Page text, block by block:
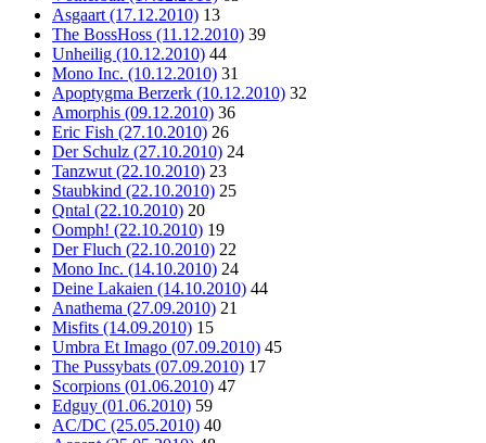
Asgaart (17.12.2010) 13
The BossHoss (11.12.2010) 39
Unheilig (10.12.2010) 44
Mono Inc. (10.12.2010) 31
Apoptygma Berzerk (10.12.2010) 32
Amorphis (09.12.2010) 36
Eric Fish (27.10.2010) 26
Der Schulz (27.10.2010) 24
Tanzwut (22.10.2010) 23
Staubkind (22.10.2010) 25
Qntal (22.10.2010) 20
Oomph! (22.10.2010) 19
Der Fluch (22.10.2010) 22
Mono Inc. (14.10.2010) 24
Deine Lakaien (14.10.2010) 44
Anathema (27.09.2010) 21
Misfits (14.09.2010) 15
Umbra Et Imago (07.09.2010) 45
The Pussybats (07.09.2010) 17
Scorpions (01.06.2010) 47
Edguy (01.06.2010) 59
AC/DC (25.05.2010) 40